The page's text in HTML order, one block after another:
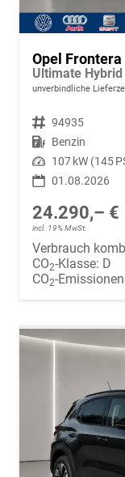
Opel Frontera
unverbindliche
Fahrzeugnr. 94935
Kraftstoff Benzin
Leistung 107 kW (145
01.08.2026
24.290,– €
incl. 19% MwSt.
Verbrauch
CO2-Klasse: D
CO2-